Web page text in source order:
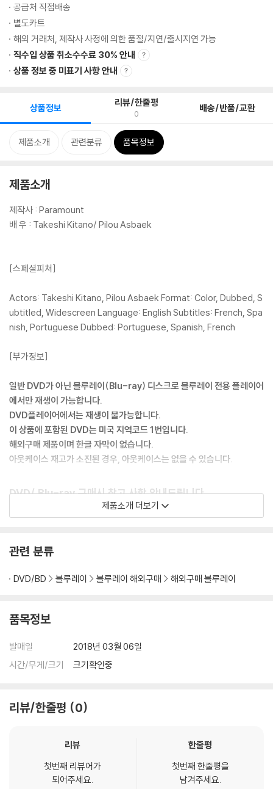
공급처 직접배송
별도카트
해외 거래처, 제작사 사정에 의한 품절/지연/출시지연 가능
직수입 상품 취소수수료 30% 안내
상품 정보 중 미표기 사항 안내
상품정보 리뷰/한줄평
0 배송/반품/교환
제품소개 관련분류 품목정보
제품소개
제작사 : Paramount
배 우 : Takeshi Kitano/ Pilou Asbaek
[스페셜피쳐]
Actors: Takeshi Kitano, Pilou Asbaek Format: Color, Dubbed, S
ubtitled, Widescreen Language: English Subtitles: French, Spa
nish, Portuguese Dubbed: Portuguese, Spanish, French
[부가정보]
일반 DVD가 아닌 블루레이(Blu-ray) 디스크로 블루레이 전용 플레이어
에서만 재생이 가능합니다.
DVD플레이어에서는 재생이 불가능합니다.
이 상품에 포함된 DVD는 미국 지역코드 1번입니다.
해외구매 제품이며 한글 자막이 없습니다.
아웃케이스 재고가 소진된 경우, 아웃케이스는 없을 수 있습니다.
DVD/ Blu-ray 구매시 참고 사항 안내드립니다.
※ 4K블루레이, 3D 블루레이 재생 관련 안내
이어를 사용하셔야 합니다. 더불어 플레이어 소프트웨어 최신 버전의 업데
이트, 대용량 케이블 사용이 필수입니다.
2) 3D 블루레이는 전용 플레이어와 3D 지원 TV를 통해서만 재생 가능합
※ 아웃케이스/구성품/포장 상태
발생할 수 있습니다. 반품을 원하실 경우 미개봉 상태로 문의 부탁드립니
다.
3) 렌티큘러 스틸북의 경우, 보호필름이 붙어 판매되기도 합니다. 보호필
에 의한 교환/반품은 불가합니다.
5) 아웃케이스/구성품/포장 상태 불량에 의한 교환/반품 신청시 불량 확
인을 위해 개봉 시의 동영상을 요청할 수 있으며, 동영상이 없는 경우 교
제품소개 더보기
관련 분류
DVD/BD 블루레이 블루레이 해외구매 해외구매 블루레이
품목정보
발매일
2018년 03월 06일
시간/무게/크기
크기확인중
리뷰/한줄평 0
리뷰
첫번째 리뷰어가
되어주세요.
한줄평
첫번째 한줄평을
남겨주세요.